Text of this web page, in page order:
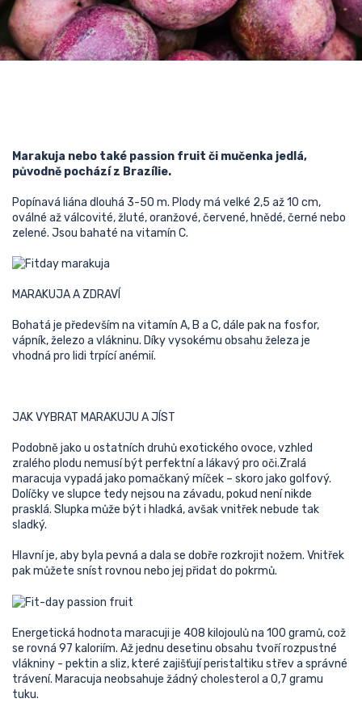
Marakuja nebo také passion fruit či mučenka jedlá,
původně pochází z Brazílie.
Popínavá liána dlouhá 3-50 m. Plody má velké 2,5 až 10 cm,
oválné až válcovité, žluté, oranžové, červené, hnědé, černé nebo
zelené. Jsou bahaté na vitamín C.
MARAKUJA A ZDRAVÍ
Bohatá je především na vitamín A, B a C, dále pak na fosfor,
vápník, železo a vlákninu. Díky vysokému obsahu železa je
vhodná pro lidi trpícíanémií.
JAK VYBRAT MARAKUJU A JÍST
Podobně jako u ostatních druhů exotického ovoce, vzhled
zralého plodu nemusí být perfektní a lákavý pro oči.Zralá
maracuja vypadá jako pomačkaný míček – skoro jako golfový.
Dolíčky ve slupce tedy nejsou na závadu, pokud není nikde
prasklá. Slupka může být i hladká, avšak vnitřek nebude tak
sladký.
Hlavní je, aby byla pevná a dala se dobře rozkrojit nožem. Vnitřek
pak můžete sníst rovnou nebo jej přidat do pokrmů.
Energetická hodnota maracuji je 408 kilojoulů na 100 gramů, což
se rovná 97 kaloriím. Až jednu desetinu obsahu tvoří rozpustné
vlákniny - pektin a sliz, které zajišťují peristaltiku střev a správné
trávení. Maracuja neobsahuje žádný cholesterol a 0,7 gramu
tuku.